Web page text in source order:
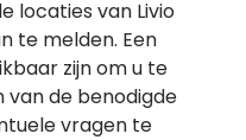
locaties van Livio
te melden. Een
zijn om u te
van de benodigde
vragen te